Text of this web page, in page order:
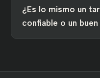
¿Es lo mismo un
confiable o un